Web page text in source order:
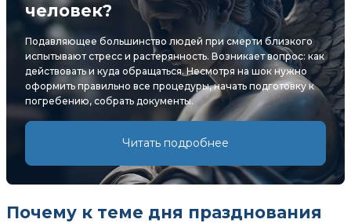
человек?
Подавляющее большинство людей при смерти близкого
испытывают стресс и растерянность. Возникает вопрос: как
действовать и куда обращаться. Несмотря на шок нужно
оформить правильно все процедуры, начать подготовку к
погребению, собрать документы.
Читать подробнее
Почему к теме дня празднования